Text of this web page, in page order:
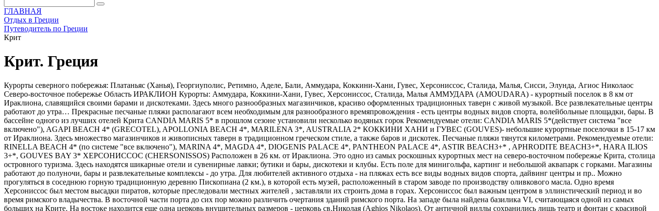
ГЛАВНАЯ
Отдых в Греции
Путеводитель по Греции
Крит
Крит. Греция
Курорты северного побережья: Платаньяс (Ханья), Георгиуполис, Ретимно, Аделе, Бали, Аммудара, Коккини-Хани, Гувес, Херсониссос, Сталида, Малья, Сисси, Элунда, Агиос Николаос Северо-восточное побережье Область ИРАКЛИОН Курорты: Аммудара, Коккини-Хани, Гувес, Херсониссос, Сталида, Малья АММУДАРА (AMOUDARA) - курортный поселок в 8 км от Ираклиона, славящийся своими барами и дискотеками. Здесь много разнообразных магазинчиков, красиво оформленных традиционных таверн с живой музыкой. Все развлекательные центры работают до утра… Прекрасные песчаные пляжи располагают всем необходимым для разнообразного времяпровождения - есть центры водных видов спорта, волейбольные площадки, бары. В бассейне одного из лучших отелей Крита CANDIA MARIS 5* в прошлом сезоне установили несколько водяных горок Рекомендуемые отели: CANDIA MARIS 5*(действует система "все включено"), AGAPI BEACH 4* (GRECOTEL), APOLLONIA BEACH 4*, MARILENA 3*, AUSTRALIA 2* КОККИНИ ХАНИ и ГУВЕС (GOUVES)- небольшие курортные поселочки в 15-17 км от Ираклиона. Здесь множество магазинчиков и живописных таверн в традиционном греческом стиле, а также баров и дискотек. Песчаные пляжи тянутся километрами. Рекомендуемые отели: RINELLA BEACH 4* (по системе "все включено"), MARINA 4*, MAGDA 4*, DIOGENIS PALACE 4*, PANTHEON PALACE 4*, ASTIR BEACH3+* , APHRODITE BEACH3+*, HARA ILIOS 3+*, GOUVES BAY 3* ХЕРСОНИССОС (CHERSONISSOS) Расположен в 26 км. от Ираклиона. Это одно из самых роскошных курортных мест на северо-восточном побережье Крита, столица островного туризма. Здесь находятся шикарные отели и сувенирные лавки; бутики и бары, дискотеки и клубы. Есть поле для минигольфа, картинг и небольшой аквапарк с горками. Магазины работают до полуночи, бары и развлекательные комплексы - до утра. Для любителей активного отдыха - на пляжах есть все виды водных видов спорта, дайвинг центры и пр.. Можно прогуляться в соседнюю горную традиционную деревню Пископиана (2 км.), в которой есть музей, расположенный в старом заводе по производству оливкового масла. Одно время Херсониссос был местом высадки пиратов, которые преследовали местных жителей , заставляли их строить дома в горах. Херсониссос был важным центром в эллинстический период и во время римского владычества. В восточной части порта до сих пор можно различить очертания зданий римского порта. На западе была найдена базилика VI, считающаяся одной из самых больших на Крите. На востоке находится еще одна церковь внушительных размеров - церковь св.Николая (Аghios Nikolaos). От античной виллы сохранились лишь театр и фонтан с красивой мозаикой. На востоке от Херсониссоса находится залив Малья. В окрестностях города расположен большой аквапарк Aqua Splash, предлагающий разнообразные водные аттракционы для детей и взрослых. Рекомендуемые отели в Херсониссосе: CRETA MARIS 5*, SILVA MARIS 4*, HERSONISSOS MARIS 4*, GOLDEN BEACH 3+*, EVELIN BEACH 3+*, ERI BEACH 3+*, MARI-KRISTIN 3*, PELA-MARIA 2+*, NIKI BEACH 2*. отели, расположенные вблизи Херсониссоса (2 км западнее), в поселке Аниссарас: KNOSSOS ROYAL VILLAGE 5*, ROYAL MARE VILLAGE 5*, ANNABELLE VILLAGE 5*, CRETAN VILLAGE 4+*, SERITA BEACH 4* СТАЛИДА и МАЛЬЯ (Stalida) Всего в двух километрах от Херсониссоса вдоль побережья - и вы окажетесь в чудном курортном местечке Сталида (другое название - Сталис (Stalis), расположенном на берегу уютной бухты Малья. От Ираклиона на протяжении 28 км. сюда ведет живописная горная дорога, откуда открывается впечатляющий вид на морские просторы, остров Диа, а также традиционные прибрежные деревушки. Здесь, вдоль всей линии замечательного песчаного пляжа, расположилось множество таверн, ресторанчиков и магазинчиков. В Сталиде построено несколько высококлассных отелей и гостевых бунгало в национальном стиле, таких как Anthousa Beach 4*, Sunny Beach 3+*, ARIADNE BEACH 3* (Malia) Сразу за Сталидой начинается широко известный своими великолепными пляжами и веселой курортной жизнью поселок Малья. Малья - современный курортный поселок - находится в 34 км. от Ираклиона и в 8 км. от Херсониссоса. В ней есть все для приятного отдыха: песчаный пляж (один из самых красивых на Крите), многочисленные отели и рестораны, сувенирные магазины. Приятно остановиться в одном из небольших отелей Мальи (30-40 человек). В маленьких романтичных переулочках Мальи вы найдете греческие таверны с национальными критскими блюдами и закусками. На набережной находятся бары, рестораны, а также и клубы. Вокруг Мальи пролегает один из самых плодородных районов острова: яблочные сады, огороды, на которых выращивают овощи и специальный сорт маленьких, но очень сладких бананов. В 3 км. от Мальи находится археологический центр с руинами минойского дворца. Здесь расположились комфортабельные отели: MALIA PARK 5*, KERNOS 4*, SIRENS BEACH 4*, HIGH BEACH APART - OTEL 3+* Область ЛАССИТИ Курорты: Агиос Николаос, Элунда, Сисси Агиос Николаос (Agios Nikolaos) Своими названием город обязан маленькой византийской церкви Св. Николая с фресками 8-11 веков, расположенной на полуострове Лименас. Расположен этот городок в 68 км от Ираклиона, на северо-западном берегу самого большого и живописного залива Мирабелло. Без сомнения, это самый красивый прибрежный городок, выстроенный от залива, соединенного небольшим каналом с глубоким озером, вглубь гористой, буйно цветущей местности. В то же время это самый модный курорт острова, который называют "критским Сен-Тропе". Население его, составляющее 8 500 постоянных жителей, в летнее время возрастает до 30 000 человек. Вдоль горной дороги туристов поджидает множество таверн, кафе и ресторанов, по водной глади соленого озера ходят прогулочные катера, на пляжах все обустроено для активного отдыха, в небольшом живописном порту туристов ожидают для морских путешествий прогулочные кораблики а и яхты. С туристической точки зрения, Агиос Николаос - идеальный исходный пункт для многих экскурсий по острову. Рекомендуемые отели этой части побережья: MINOS BEACH HOTEL & BUNGALOWS 5*, SAINT NICOLS BAY 5*, CANDIA PARK VILLAGE 4*(апарт-отель), MIRAMARE 4*, HERMES 4*, CORAL 3*, APPOLON 2+* ЭЛУНДА (ELOUNDA) Древняя Элунда находится на побережье залива Элунда, в 11 км от г.Агиос Николаос, в 80 км от столицы и аэропорта. Город построен на месте древнегреческого города Олонте (одного из самых могущественных городов-государств древнего Крита) и состоит из двух частей: новой,современной, и старой, более традиционной (в ней проживает всего 600 человек). Часть древней Олонте сегодня затоплена из-за поднявшегося уровня воды, а руины города просматриваются сквозь прозрачные воды залива. Элунда, в прошлом большое рыбацкое селение, удачно расположена напротив входа в красивый залив и ряда островов. Один из этих островов -Спиналонга - издревле служил крепостью-фортом и обладает богатой историей. Летом экскурсионные катера ежечасно отходят из порта Элунды в сторону знаменитого островка, отделенного от суши узким неглубоким каналом. Красивый мост соединяет образовавшийся напротив Элунды полуостров с основной частью Крита в том месте, где стоит отреставрированная средневековая мельница, в которой сегодня располагается бар. Элунда - один из важнейших туристических центров восточной части Крита: здесь расположены комфортабельные роскошные отели, многочисленные кафе и рестораны, множество магазинчиков и сувенирных лавочек. Лучшие отели этой части побережья: ELOUNDA BEACH 5*, PORTO ELOUNDA MARE 5*, ELOUNDA MARE 5*, ELOUNDA BAY 5*, ELOUNDA BLUE BAY 3*, ARISTEA 2* СИССИ (SISSI) Небольшая курортная деревушка, расположенная на границе областей Ираклион и Лассити, в 43 км от столицы, вдоль огромного прекрасного песчаного пляжа. Прекрасный вид на море и близко подступающие к побережью горы делают это тихое спокойное местечко незабываемо прекрасным. Созданный природой каменный мол отделяет море от небольшого залива, где расположился порт с его рыбацкими и туристическими катерами. Рядом, прямо на скалистых утесах, до глубокой ночи светятся разноцветные огоньки множества традиционных таверн, где подают национальные блюда, в том числе и свежевыловленную местными рыбаками рыбу. Здесь находится отель KALIMERA KRITI 5* -один из лучших отелей Крита и самый большой по размерам своей территории. Северо-западное побережье Область Ретимно Курорты: Бали, Аделе, город Ретимно, Гергиуполис. Ретимно (Rethymno) Эта область, расположенная между самими высокими горными хребтами Крита, славится своими великолепными пляжами (16 км широких песчаных пляжей). Столица - город Ретимно- равноудалена от самых крупных центров (и аэропортов) острова - Ираклиона и Ханьи (примерно на 65 км). В этом красивом древнем городе с богатой историей очень хорошо сохранились венецианские строения и турецкие мечети, придающие городу восточный стиль. Рядом с крепостью 16 века открыт археологический музей, в старом городе сохранилось множество интересных достопримечательностей. Ретимно - единственный город Крита, обладающий собственным песчаным пляжем. Рекомендуемые отели в городе Ретимно: THEARTEMIS PALACE 4*, PORTO RETHYMNO 4*, BIO APART-HOTEL 4*, KRITI BEACH 3+* Аделе (Adele) Всего в 5-8 км на восток от шумного города Ретимно расположилось несколько тихих маленьких курортных поселочков, один из которых - Аделе. Здесь множество магазинчиков и живописных таверн в традиционном греческом стиле. Широкие чистые песчаные пляжи тянутся километрами. Рекомендуемые отели вблизи г.Ретимно: RETHYMNA BEACH 5* (GRECOTEL), CRETA PALACE 5*(GRECOTEL), RETHYMNA PALACE 4+*, EL GRECO 4* (GRECOTEL), EVA BAY 4*, ORION 3*, 0DYSSIA BEACH 3* в 18 км восточнее Ретимно находятся два прекрасных отеля всемирноизвестной системы IBEROSTAR. Уютные песчаные бухточки среди живописных скал привлекают любителей романтического отдыха. IBEROSTAR CRETA PANORAMA 4+*(действует система "ВСЕ ВКЛЮЧЕНО") IBEROSTAR CRETA MARINE 4+ (открыт в прошлом сезоне). БАЛИ (BALI) Небольшой уютный поселок в 30 км западнее Ираклиона. Пожалуй, одно из самых живописных мест острова: крутые скалы с гротами,откуда открываются